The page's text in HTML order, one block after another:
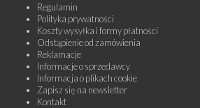
Regulamin
Polityka prywatności
Koszty wysyłka i formy płatności
Odstąpienie od zamówienia
Reklamacje
Informacje o sprzedawcy
Informacja o plikach cookie
Zapisz się na newsletter
Kontakt